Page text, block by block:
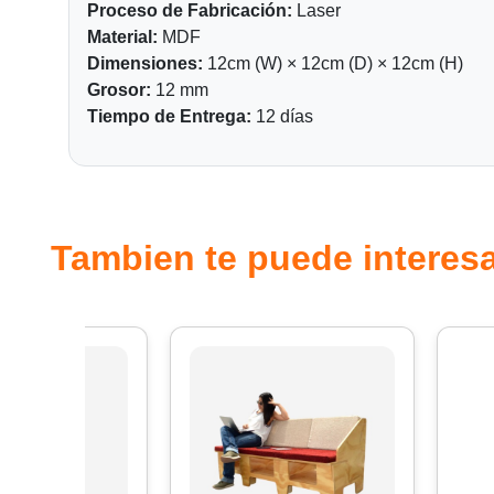
Proceso de Fabricación: Laser
Material: MDF
Dimensiones: 12cm (W) × 12cm (D) × 12cm (H)
Grosor: 12 mm
Tiempo de Entrega: 12 días
Tambien te puede